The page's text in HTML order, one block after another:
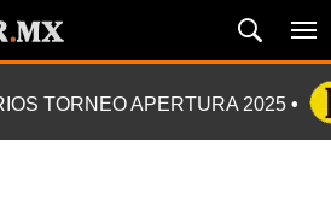
TORNEO APERTURA 2025